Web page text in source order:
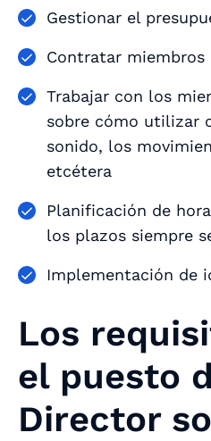
Gestionar el
Contratar miembros
Trabajar con los
sobre cómo utilizar
sonido, los
etcétera
Planificación de
los plazos siempre
Implementación de
Los
el puesto
Director